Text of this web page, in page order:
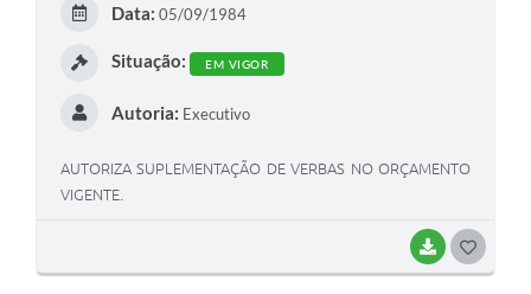
BAIXAR
Data: 05/09/1984
Situação: EM VIGOR
Autoria: Executivo
AUTORIZA SUPLEMENTAÇÃO DE VERBAS NO ORÇAMENTO
VIGENTE.